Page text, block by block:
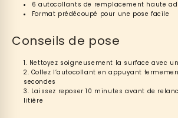
6 autocollants de remplacement haute
Format prédécoupé pour une pose facile
Conseils de pose
Nettoyez soigneusement la surface avec
Collez l’autocollant en appuyant
secondes
Laissez reposer 10 minutes avant de
litière